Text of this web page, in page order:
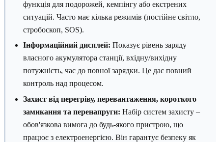
функція для подорожей, кемпінгу або екстрених
ситуацій. Часто має кілька режимів (постійне світло,
стробоскоп, SOS).
Інформаційний дисплей: Показує рівень заряду
власного акумулятора станції, вхідну/вихідну
потужність, час до повної зарядки. Це дає повний
контроль над процесом.
Захист від перегріву, перевантаження, короткого
замикання та перенапруги: Набір систем захисту –
обов'язкова вимога до будь-якого пристрою, що
працює з електроенергією. Він гарантує безпеку як